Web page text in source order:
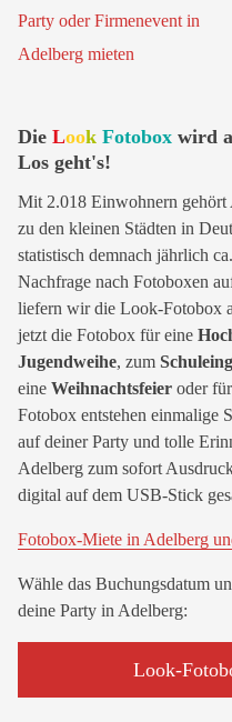
Die Look Fotobox wird
Los geht's!
Mit 2.018 Einwohnern
zu den kleinen Städten in
statistisch demnach jährlich
Nachfrage nach Fotoboxen
liefern wir die Look-Fotobox
jetzt die Fotobox für eine
Jugendweihe, zum
eine Weihnachtsfeier oder
Fotobox entstehen einmalige
auf deiner Party und tolle
Adelberg zum sofort
digital auf dem USB-Stick
Fotobox-Miete in Adelberg
Wähle das Buchungsdatum
deine Party in Adelberg:
Look-